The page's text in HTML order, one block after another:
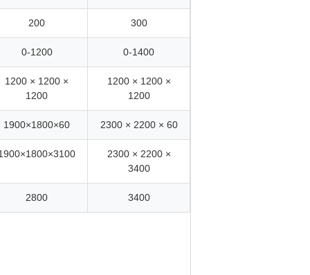
200 300
0-1200 0-1400
1200 × 1200 ×
1200
1200 × 1200 ×
1200
1900×1800×60 2300 × 2200 × 60
2300 × 2200 ×
3400
2800 3400